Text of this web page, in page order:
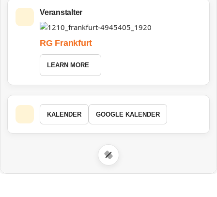
Veranstalter
RG Frankfurt
LEARN MORE
KALENDER GOOGLE KALENDER